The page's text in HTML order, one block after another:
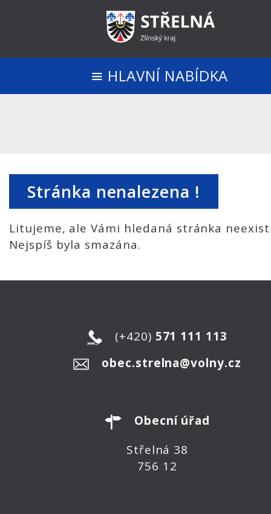
HLAVNÍ NABÍDKA
Stránka nenalezena !
Litujeme, ale Vámi hledaná stránka
Nejspíš byla smazána.
(+420) 571 111 113
obec.strelna@volny.cz
Obecní úřad
Střelná 38
756 12